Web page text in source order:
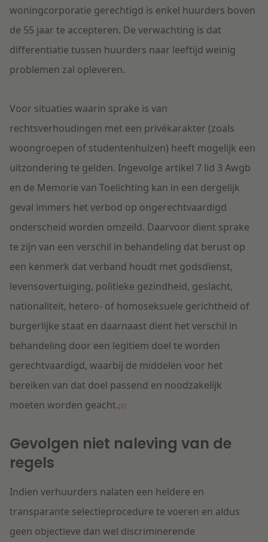
woningcorporatie gerechtigd is enkel huurders boven
de 55 jaar te accepteren. De verwachting is dat
differentiatie tussen huurders naar leeftijd weinig
problemen zal opleveren.
Voor situaties waarin sprake is van
rechtsverhoudingen met een privékarakter (zoals
woongroepen of studentenhuizen) heeft mogelijk een
uitzondering te gelden. Ingevolge artikel 7 lid 3 Awgb
en de Memorie van Toelichting kan in een dergelijk
geval immers het verbod op ongerechtvaardigd
onderscheid worden omzeild. Daarvoor dient sprake
te zijn van een verschil in behandeling dat berust op
een kenmerk dat verband houdt met godsdienst,
levensovertuiging, politieke gezindheid, geslacht,
nationaliteit, hetero- of homoseksuele gerichtheid of
burgerlijke staat en daarnaast dient het verschil in
behandeling door een legitiem doel te worden
gerechtvaardigd, waarbij de middelen voor het
bereiken van dat doel passend en noodzakelijk
moeten worden geacht.[8]
Gevolgen niet naleving van de
regels
Indien verhuurders nalaten een heldere en
transparante selectieprocedure te voeren en aldus
geen objectieve dan wel discriminerende